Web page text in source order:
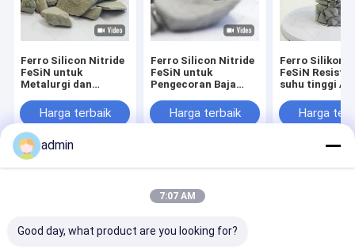
Ferro Silicon Nitride
FeSiN untuk
Metalurgi dan
Aditif Refraktori
Anti Oksidasi
Kekuatan Tinggi
Harga terbaik
Ferro Silicon Nitride
FeSiN untuk
Pengecoran Baja
dan Meningkatkan
Stabilitas Termal
Harga terbaik
Ferro Silikon
FeSiN
suhu tinggi
tahan api
untuk industri
Harga
Rumah
Tentang
Hubungi
Desktop
Sitemap
Privacy Policy
Metallurgy Co., Ltd. All Rights Reserved.
admin
7:07 AM
Good day, what product are you looking for?